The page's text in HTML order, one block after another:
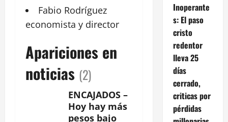
Fabio Rodríguez
economista y director
Apariciones en
noticias (2)
ENCAJADOS –
Hoy hay más
pesos bajo
Inoperante
s: El paso
cristo
redentor
lleva 25
días
cerrado,
criticas por
pérdidas